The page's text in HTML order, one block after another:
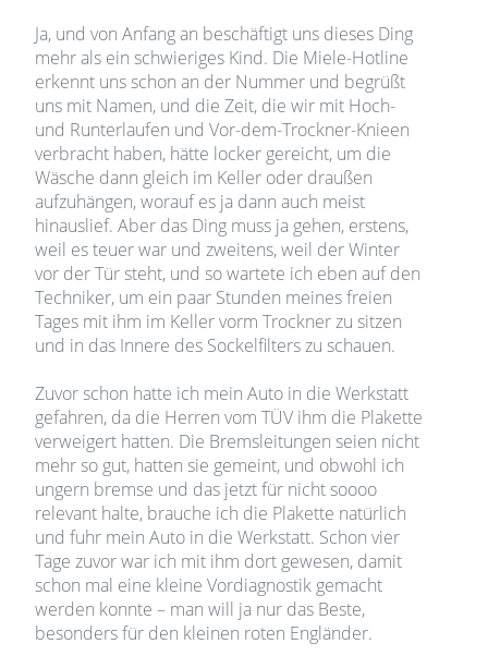
Ja, und von Anfang an beschäftigt uns dieses Ding
mehr als ein schwieriges Kind. Die Miele-Hotline
erkennt uns schon an der Nummer und begrüßt
uns mit Namen, und die Zeit, die wir mit Hoch-
und Runterlaufen und Vor-dem-Trockner-Knieen
verbracht haben, hätte locker gereicht, um die
Wäsche dann gleich im Keller oder draußen
aufzuhängen, worauf es ja dann auch meist
hinauslief. Aber das Ding muss ja gehen, erstens,
weil es teuer war und zweitens, weil der Winter
vor der Tür steht, und so wartete ich eben auf den
Techniker, um ein paar Stunden meines freien
Tages mit ihm im Keller vorm Trockner zu sitzen
und in das Innere des Sockelfilters zu schauen.
Zuvor schon hatte ich mein Auto in die Werkstatt
gefahren, da die Herren vom TÜV ihm die Plakette
verweigert hatten. Die Bremsleitungen seien nicht
mehr so gut, hatten sie gemeint, und obwohl ich
ungern bremse und das jetzt für nicht soooo
relevant halte, brauche ich die Plakette natürlich
und fuhr mein Auto in die Werkstatt. Schon vier
Tage zuvor war ich mit ihm dort gewesen, damit
schon mal eine kleine Vordiagnostik gemacht
werden konnte – man will ja nur das Beste,
besonders für den kleinen roten Engländer.